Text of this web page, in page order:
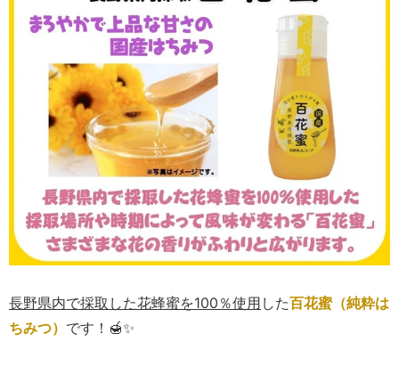
長野県内で採取した花蜂蜜を100％使用 した百花蜜（純粋は
ちみつ） です！🍯✨